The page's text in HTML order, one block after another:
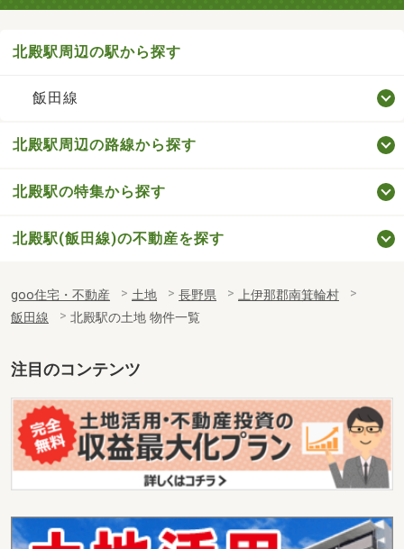
北殿駅周辺の駅から探す
飯田線
北殿駅周辺の路線から探す
北殿駅の特集から探す
北殿駅(飯田線)の不動産を探す
goo住宅・不動産 土地 長野県
上伊那郡南箕輪村
飯田線
北殿駅の土地 物件一覧
注目のコンテンツ